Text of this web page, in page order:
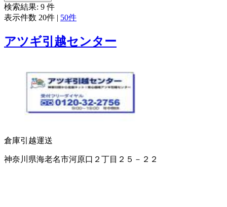
検索結果: 9 件
表示件数 20件 | 50件
アツギ引越センター
倉庫引越運送
神奈川県海老名市河原口２丁目２５－２２